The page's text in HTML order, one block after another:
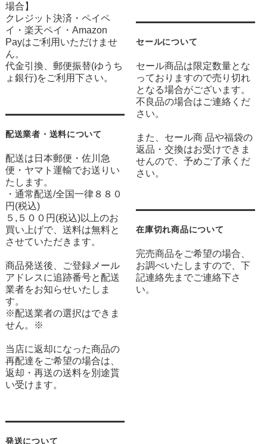
場合】
クレジット決済・ペイペ
イ・楽天ペイ・Amazon
Payはご利用いただけませ
ん。
代金引換、郵便振替(ゆうち
ょ銀行)をご利用下さい。
配送業者・送料について
配送は日本郵便・佐川急
便・ヤマト運輸でお送りい
たします。
・通常配送/全国一律８８０
円(税込)
５,５００円(税込)以上のお
買い上げで、送料は無料と
させていただきます。
商品発送後、ご登録メール
アドレスに追跡番号と配送
業者をお知らせいたしま
す。
※配送業者の選択はできま
せん。※
当店に返却になった商品の
再配達をご希望の場合は、
返却・再送の送料を別途貰
い受けます。
発送について
セールについて
セール商品は限定数量とな
っておりますので売り切れ
となる場合がございます。
不良品の場合はご連絡くだ
さい。
また、セール商 品や福袋の
返品・交換はお受けできま
せんので、予めご了承くだ
さい。
在庫切れ商品について
完売商品をご希望の場合、
お調べいたしますので、下
記連絡先までご連絡下さ
い。